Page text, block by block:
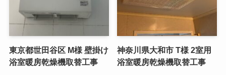
東京都世田谷区 M様 壁掛け
浴室暖房乾燥機取替工事
神奈川県大和市 T様 2室用
浴室暖房乾燥機取替工事